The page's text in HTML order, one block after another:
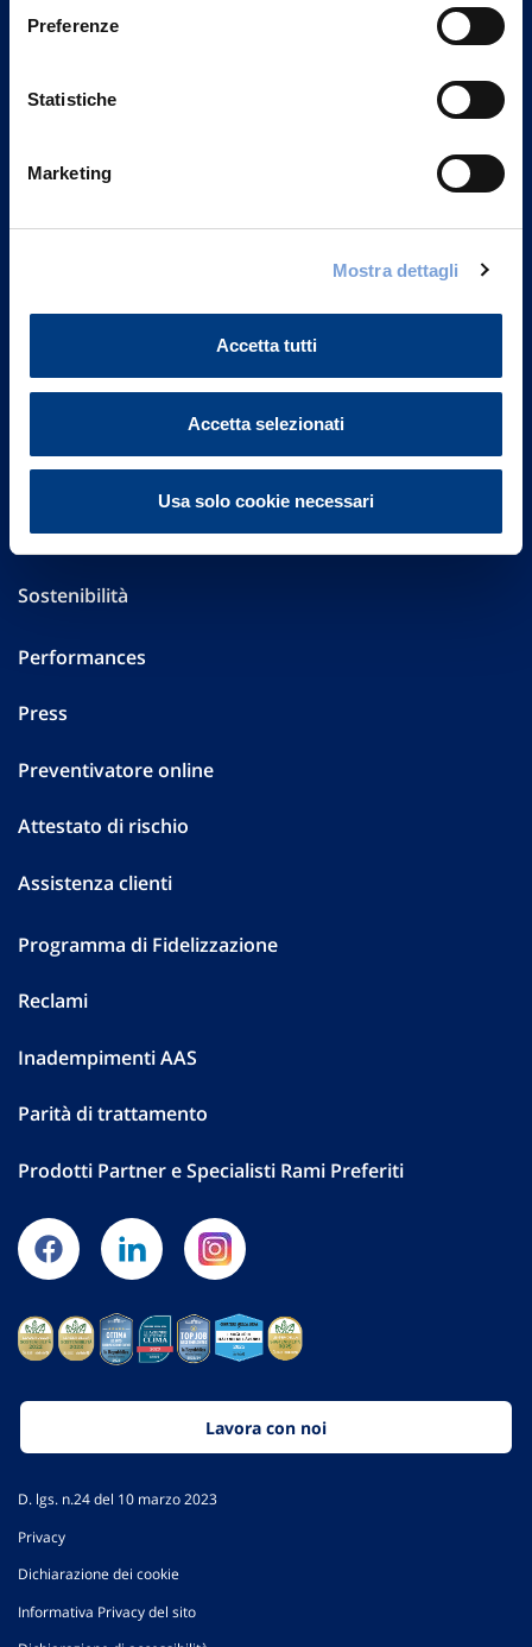
Preferenze
Statistiche
Marketing
Mostra dettagli
Accetta tutti
Accetta selezionati
Usa solo cookie necessari
Vittoria Assicurazioni S.p.A.
Part. IVA 01329510158
FAQ
Altre informazioni
Sostenibilità
Performances
Press
Preventivatore online
Attestato di rischio
Assistenza clienti
Programma di Fidelizzazione
Reclami
Inadempimenti AAS
Parità di trattamento
Prodotti Partner e Specialisti Rami Preferiti
Lavora con noi
D. lgs. n.24 del 10 marzo 2023
Privacy
Dichiarazione dei cookie
Informativa Privacy del sito